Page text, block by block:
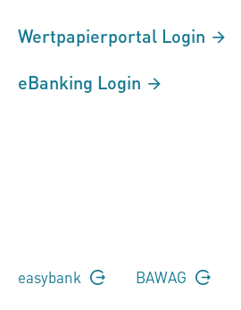
Wertpapierportal Login
eBanking Login
easybank BAWAG